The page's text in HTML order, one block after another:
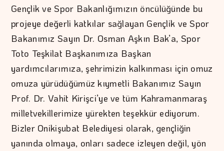
Gençlik ve Spor Bakanlığımızın öncülüğünde bu
projeye değerli katkılar sağlayan Gençlik ve Spor
Bakanımız Sayın Dr. Osman Aşkın Bak’a, Spor
Toto Teşkilat Başkanımıza Başkan
yardımcılarımıza, şehrimizin kalkınması için omuz
omuza yürüdüğümüz kıymetli Bakanımız Sayın
Prof. Dr. Vahit Kirişci’ye ve tüm Kahramanmaraş
milletvekillerimize yürekten teşekkür ediyorum.
Bizler Onikişubat Belediyesi olarak, gençliğin
yanında olmaya, onları sadece izleyen değil, yön